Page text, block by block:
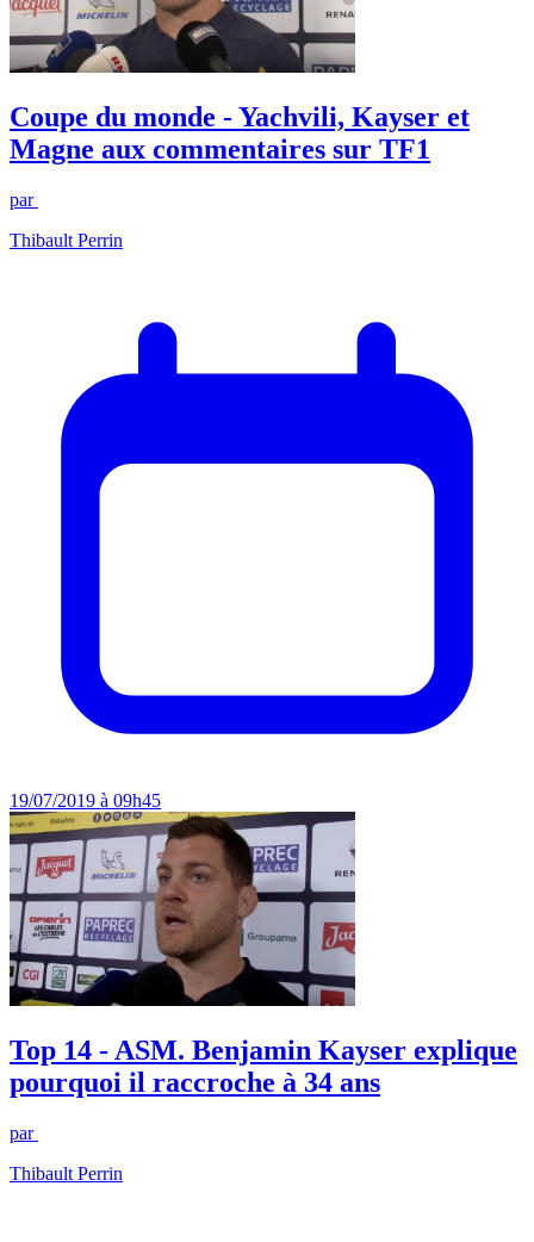
Coupe du monde - Yachvili, Kayser et
Magne aux commentaires sur TF1
par
Thibault Perrin
19/07/2019 à 09h45
Top 14 - ASM. Benjamin Kayser explique
pourquoi il raccroche à 34 ans
par
Thibault Perrin